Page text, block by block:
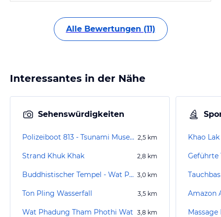
Alle Bewertungen (11)
Interessantes in der Nähe
Sehenswürdigkeiten
Polizeiboot 813 - Tsunami Museum 2,5 km
Strand Khuk Khak 2,8 km
Buddhistischer Tempel - Wat Phanat Nikhom 3,0 km
Ton Pling Wasserfall 3,5 km
Wat Phadung Tham Phothi Wat 3,8 km
Khao
Amazon
Massage